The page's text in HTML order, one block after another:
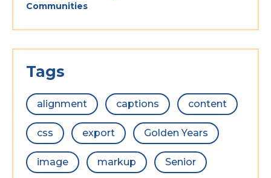
Communities
Tags
alignment captions content
css export Golden Years
image markup Senior